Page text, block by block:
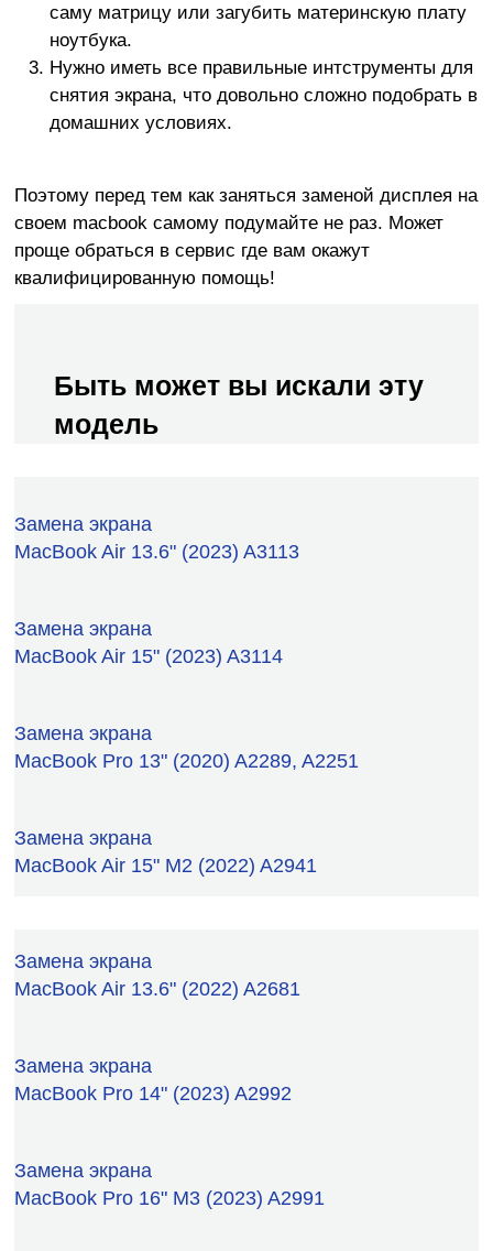
саму матрицу или загубить материнскую плату
ноутбука.
Нужно иметь все правильные интструменты для
снятия экрана, что довольно сложно подобрать в
домашних условиях.
Поэтому перед тем как заняться заменой дисплея на
своем macbook самому подумайте не раз. Может
проще обраться в сервис где вам окажут
квалифицированную помощь!
Быть может вы искали эту
модель
Замена экрана
MacBook Air 13.6" (2023) A3113
Замена экрана
MacBook Air 15" (2023) A3114
Замена экрана
MacBook Pro 13" (2020) A2289, A2251
Замена экрана
MacBook Air 15" M2 (2022) A2941
Замена экрана
MacBook Air 13.6" (2022) A2681
Замена экрана
MacBook Pro 14" (2023) A2992
Замена экрана
MacBook Pro 16" M3 (2023) A2991